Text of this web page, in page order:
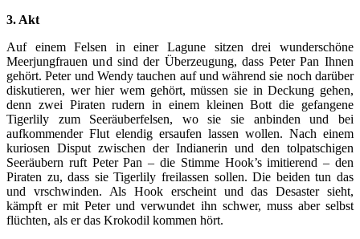
3. Akt
Auf einem Felsen in einer Lagune sitzen drei wunderschöne
Meerjungfrauen und sind der Überzeugung, dass Peter Pan Ihnen
gehört. Peter und Wendy tauchen auf und während sie noch darüber
diskutieren, wer hier wem gehört, müssen sie in Deckung gehen,
denn zwei Piraten rudern in einem kleinen Bott die gefangene
Tigerlily zum Seeräuberfelsen, wo sie sie anbinden und bei
aufkommender Flut elendig ersaufen lassen wollen. Nach einem
kuriosen Disput zwischen der Indianerin und den tolpatschigen
Seeräubern ruft Peter Pan – die Stimme Hook’s imitierend – den
Piraten zu, dass sie Tigerlily freilassen sollen. Die beiden tun das
und vrschwinden. Als Hook erscheint und das Desaster sieht,
kämpft er mit Peter und verwundet ihn schwer, muss aber selbst
flüchten, als er das Krokodil kommen hört.